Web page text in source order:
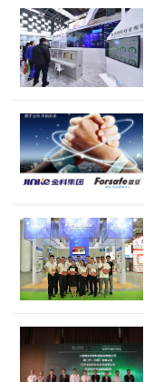
力和闲难，同时也
巨大的经济损失和
响，基至还会造成
亡。图像型火灾探
是针对这种高大空
物的消防设施、设
现场图像的实时获
处理和特征提取分
现火焰的跟踪和识
更早的进行预警，
报早防的效果。
成示意图： 图像
和监控端两大部分
两者之间通过以太